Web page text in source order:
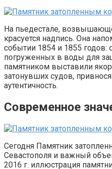
На пьедестале,
красуется надпись. Она
событии 1854 и 1855 годов:
погруженных в воды для
памятником выставили
затонувших судов,
аутентичность.
Современное
Сегодня Памятник
Севастополя и важный
2016 г. иллюстрация